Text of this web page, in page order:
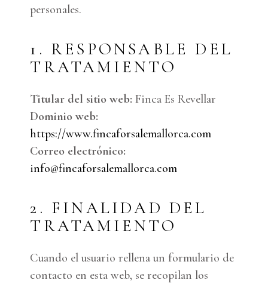
personales.
1. RESPONSABLE DEL
TRATAMIENTO
Titular del sitio web: Finca Es Revellar
Dominio web:
https://www.fincaforsalemallorca.com
Correo electrónico:
info@fincaforsalemallorca.com
2. FINALIDAD DEL
TRATAMIENTO
Cuando el usuario rellena un formulario de
contacto en esta web, se recopilan los